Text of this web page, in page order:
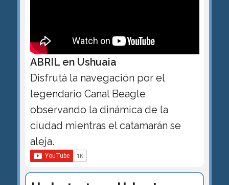
ABRIL en Ushuaia
Disfrutá la navegación por el
legendario Canal Beagle
observando la dinámica de la
ciudad mientras el catamarán se
aleja.